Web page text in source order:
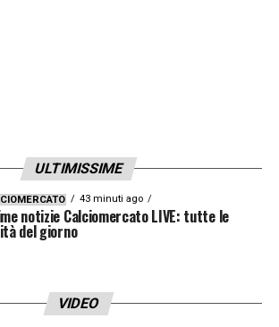
ULTIMISSIME
43 minuti ago
notizie Calciomercato LIVE: tutte le
del giorno
VIDEO